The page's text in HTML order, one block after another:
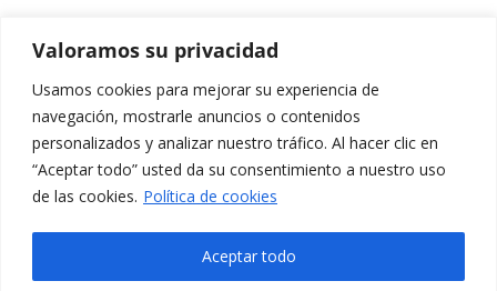
Valoramos su privacidad
Usamos cookies para mejorar su experiencia de
navegación, mostrarle anuncios o contenidos
personalizados y analizar nuestro tráfico. Al hacer clic en
“Aceptar todo” usted da su consentimiento a nuestro uso
de las cookies. Política de cookies
Aceptar todo
Contacta
amb
nosaltres
Edifici
www.cit.upc.edu
+34 93 405 44
03
Segueix-nos